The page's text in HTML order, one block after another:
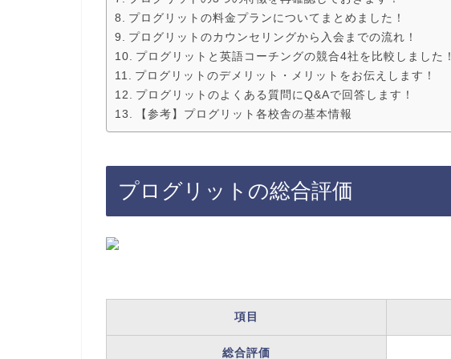
プログリットの料金プランについてまとめました！
プログリットのカウンセリングから入会までの流れ！
プログリットと英語コーチングの競合4社を比較しました！
プログリットのデメリット・メリットをお伝えします！
プログリットのよくある質問にQ&Aで回答します！
【参考】プログリット各校舎の基本情報
プログリットの総合評価
項目
総合評価